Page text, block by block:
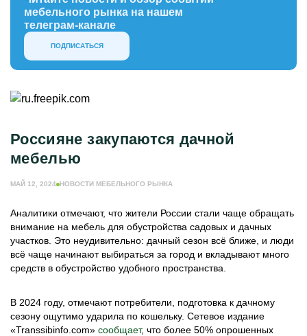
мебельного рынка на нашем
телеграм-канале
ПОДПИСАТЬСЯ
Россияне закупаются дачной
мебелью
МАЙ 12, 2024 НОВОСТИ МЕБЕЛЬНОГО РЫНКА
Аналитики отмечают, что жители России стали чаще обращать
внимание на мебель для обустройства садовых и дачных
участков. Это неудивительно: дачный сезон всё ближе, и люди
всё чаще начинают выбираться за город и вкладывают много
средств в обустройство удобного пространства.
В 2024 году, отмечают потребители, подготовка к дачному
сезону ощутимо ударила по кошельку. Сетевое издание
«Transsibinfo.com» сообщает, что более 50% опрошенных